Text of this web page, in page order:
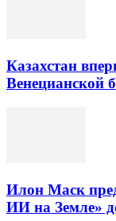
Казахстан
Венецианской
Илон Маск
ИИ на Земле»